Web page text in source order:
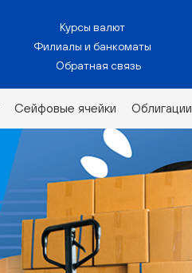
Сейфовые ячейки Облигации
Курсы валют
Филиалы и банкоматы
Обратная связь